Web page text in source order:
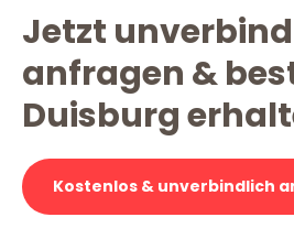
Jetzt
anfragen &
Duisburg
Kostenlos & unverbindlich